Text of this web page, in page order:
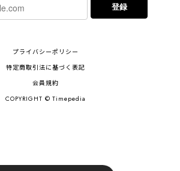
登録
プライバシーポリシー
特定商取引法に基づく表記
会員規約
COPYRIGHT © Timepedia